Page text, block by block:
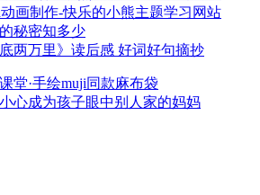
动画制作-快乐的小熊主题学习网站
秘密知多少
底两万里》读后感 好词好句摘抄
堂·手绘muji同款麻布袋
心成为孩子眼中别人家的妈妈